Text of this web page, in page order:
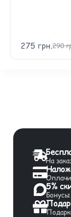
290
275 грн.
На
5%